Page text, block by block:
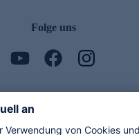
Folge uns
Impressum